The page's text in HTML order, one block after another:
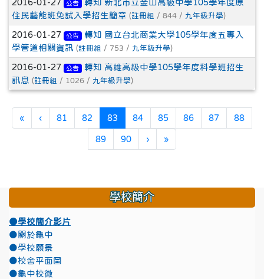
2016-01-27 公告
轉知 新北市立金山高級中學105學年度原
住民藝能班免試入學招生簡章 (註冊組 / 844 / 九年級升學)
2016-01-27 公告
轉知 國立台北商業大學105學年度五專入
學管道相關資訊 (註冊組 / 753 / 九年級升學)
2016-01-27 公告
轉知 高雄高級中學105學年度科學班招生
訊息 (註冊組 / 1026 / 九年級升學)
«第一頁
‹上一頁
81 82 83 (目前頁次)
84 85 86 87 88
89 90 ›下一頁
»最後頁
學校簡介
●學校簡介影片
●關於龜中
●學校願景
●校舍平面圖
●龜中校徽